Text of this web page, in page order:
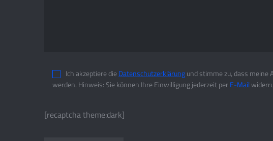
Ich akzeptiere dieDatenschutzerklärungund stimme zu, dass meine
werden. Hinweis: Sie können Ihre Einwilligung jederzeit perE-Mail
[recaptcha theme:dark]